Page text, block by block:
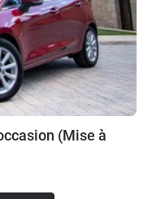
(Mise à